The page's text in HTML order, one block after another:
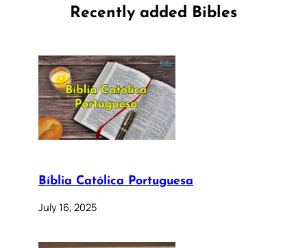
Recently added Bibles
Bíblia Católica Portuguesa
July 16, 2025